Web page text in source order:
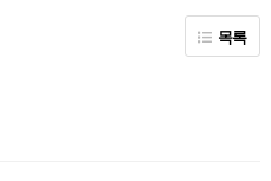
목록